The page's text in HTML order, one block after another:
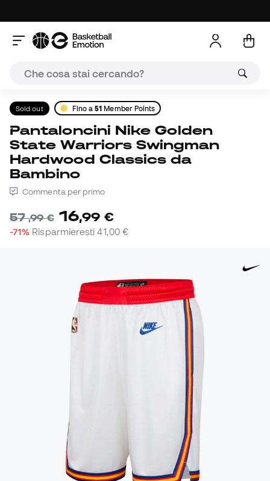
Sold out Fino a51 Member Points
Pantaloncini Nike Golden
State Warriors Swingman
Hardwood Classics da
Bambino
Commenta per primo
57,99 € 16,99 €
-71% Risparmieresti41,00 €